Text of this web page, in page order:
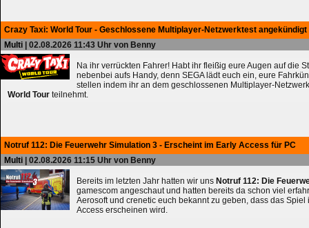
Crazy Taxi: World Tour - Geschlossene Multiplayer-Netzwerktest angekündigt
Multi | 02.08.2026 11:43 Uhr von Benny
Na ihr verrückten Fahrer! Habt ihr fleißig eure Augen auf die
nebenbei aufs Handy, denn SEGA lädt euch ein, eure
stellen indem ihr an dem geschlossenen Multiplayer-
World Tour teilnehmt.
Notruf 112: Die Feuerwehr Simulation 3 - Erscheint im Early Access für PC
Multi | 02.08.2026 11:15 Uhr von Benny
Bereits im letzten Jahr hatten wir uns Notruf 112: Die
gamescom angeschaut und hatten bereits da schon viel
Aerosoft und crenetic euch bekannt zu geben, dass das Spiel
Access erscheinen wird.